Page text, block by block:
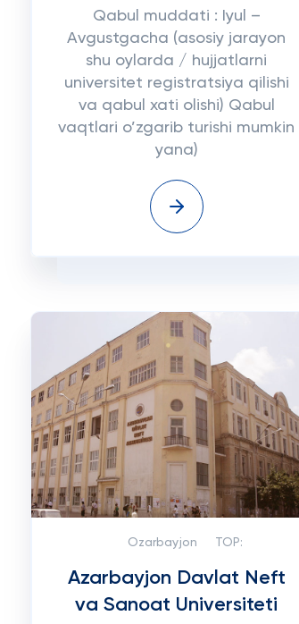
Qabul muddati : Iyul –
Avgustgacha (asosiy jarayon
shu oylarda / hujjatlarni
universitet registratsiya qilishi
va qabul xati olishi) Qabul
vaqtlari o’zgarib turishi mumkin
yana)
Ozarbayjon TOP:
Azarbayjon Davlat Neft
va Sanoat Universiteti